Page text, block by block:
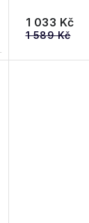
1 033 Kč
1 589 Kč